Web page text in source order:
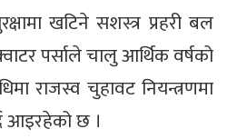
खटिने सशस्त्र प्रहरी बल
पर्साले चालु आर्थिक वर्षको
राजस्व चुहावट नियन्त्रणमा
आइरहेको छ ।